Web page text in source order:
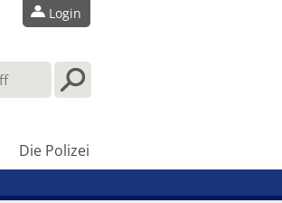
Login
Die Polizei